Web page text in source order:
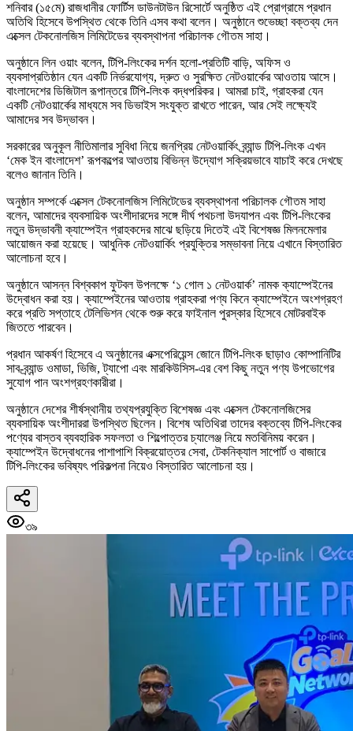
শনিবার (১৫মে) রাজধানীর ফোর্টিস ডাউনটাউন রিসোর্টে অনুষ্ঠিত এই প্রোগ্রামে প্রধান
অতিথি হিসেবে উপস্থিত থেকে তিনি এসব কথা বলেন। অনুষ্ঠানে শুভেচ্ছা বক্তব্য দেন
এক্সেল টেকনোলজিস লিমিটেডের ব্যবস্থাপনা পরিচালক গৌতম সাহা।
অনুষ্ঠানে লিন ওয়াং বলেন, টিপি-লিংকের দর্শন হলো-প্রতিটি বাড়ি, অফিস ও
ব্যবসাপ্রতিষ্ঠান যেন একটি নির্ভরযোগ্য, দ্রুত ও সুরক্ষিত নেটওয়ার্কের আওতায় আসে।
বাংলাদেশের ডিজিটাল রূপান্তরে টিপি-লিংক বদ্ধপরিকর। আমরা চাই, গ্রাহকরা যেন
একটি নেটওয়ার্কের মাধ্যমে সব ডিভাইস সংযুক্ত রাখতে পারেন, আর সেই লক্ষ্যেই
আমাদের সব উদ্ভাবন।
সরকারের অনুকূল নীতিমালার সুবিধা নিয়ে জনপ্রিয় নেটওয়ার্কিং ব্র্যান্ড টিপি-লিংক এখন
‘মেক ইন বাংলাদেশ’ রূপকল্পের আওতায় বিভিন্ন উদ্যোগ সক্রিয়ভাবে যাচাই করে দেখছে
বলেও জানান তিনি।
অনুষ্ঠান সম্পর্কে এক্সেল টেকনোলজিস লিমিটেডের ব্যবস্থাপনা পরিচালক গৌতম সাহা
বলেন, আমাদের ব্যবসায়িক অংশীদারদের সঙ্গে দীর্ঘ পথচলা উদযাপন এবং টিপি-লিংকের
নতুন উদ্ভাবনী ক্যাম্পেইন গ্রাহকদের মাঝে ছড়িয়ে দিতেই এই বিশেষজ্ঞ মিলনমেলার
আয়োজন করা হয়েছে। আধুনিক নেটওয়ার্কিং প্রযুক্তির সম্ভাবনা নিয়ে এখানে বিস্তারিত
আলোচনা হবে।
অনুষ্ঠানে আসন্ন বিশ্বকাপ ফুটবল উপলক্ষে ‘১ গোল ১ নেটওয়ার্ক’ নামক ক্যাম্পেইনের
উদ্বোধন করা হয়। ক্যাম্পেইনের আওতায় গ্রাহকরা পণ্য কিনে ক্যাম্পেইনে অংশগ্রহণ
করে প্রতি সপ্তাহে টেলিভিশন থেকে শুরু করে ফাইনাল পুরস্কার হিসেবে মোটরবাইক
জিততে পারবেন।
প্রধান আকর্ষণ হিসেবে এ অনুষ্ঠানের এক্সপেরিয়েন্স জোনে টিপি-লিংক ছাড়াও কোম্পানিটির
সাব-ব্র্যান্ড ওমাডা, ভিজি, ট্যাপো এবং মারকিউসিস-এর বেশ কিছু নতুন পণ্য উপভোগের
সুযোগ পান অংশগ্রহণকারীরা।
অনুষ্ঠানে দেশের শীর্ষস্থানীয় তথ্যপ্রযুক্তি বিশেষজ্ঞ এবং এক্সেল টেকনোলজিসের
ব্যবসায়িক অংশীদাররা উপস্থিত ছিলেন। বিশেষ অতিথিরা তাদের বক্তব্যে টিপি-লিংকের
পণ্যের বাস্তব ব্যবহারিক সফলতা ও শিল্পোত্তর চ্যালেঞ্জ নিয়ে মতবিনিময় করেন।
ক্যাম্পেইন উদ্বোধনের পাশাপাশি বিক্রয়োত্তর সেবা, টেকনিক্যাল সাপোর্ট ও বাজারে
টিপি-লিংকের ভবিষ্যৎ পরিকল্পনা নিয়েও বিস্তারিত আলোচনা হয়।
৩৯